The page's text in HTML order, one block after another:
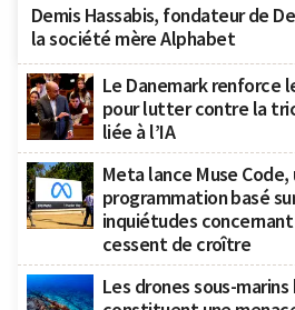
Demis Hassabis, fondateur de
la société mère Alphabet
Le Danemark renforce
pour lutter contre la
liée à l’IA
Meta lance Muse
programmation basé
inquiétudes
cessent de croître
Les drones sous-